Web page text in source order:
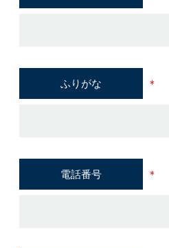
ふりがな ＊
電話番号 ＊